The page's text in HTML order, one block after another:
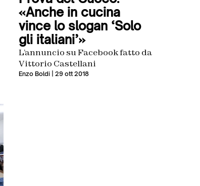
«Anche in cucina
vince lo slogan ‘Solo
gli italiani’»
L’annuncio su Facebook fatto da
Vittorio Castellani
Enzo Boldi| 29 ott 2018